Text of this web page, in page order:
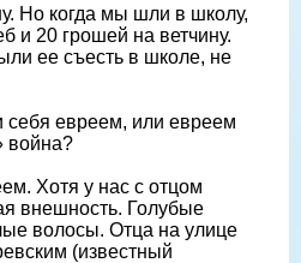
Но когда мы шли в школу,
и 20 грошей на ветчину.
ее съесть в школе, не
евреем, или евреем
война?
Хотя у нас с отцом
внешность. Голубые
волосы. Отца на улице
(известный